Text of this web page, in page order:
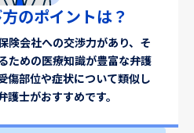
のポイントは？
険会社への交渉力があり、そ
ための医療知識が豊富な弁護
傷部位や症状について類似し
士がおすすめです。